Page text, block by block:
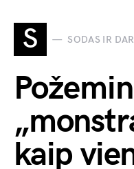
S SODAS IR
kaip